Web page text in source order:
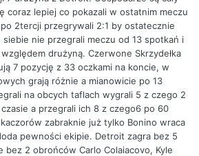
coraz lepiej co pokazali w ostatnim meczu
2tercji przegrywali 2:1 by ostatecznie
nie przegrali meczu od 13 spotkań i
drużyną. Czerwone Skrzydełka
7 pozycję z 33 oczkami na koncie, w
grają różnie a mianowicie po 13
na obcych taflach wygrali 5 z czego 2
a przegrali ich 8 z czego6 po 60
zabraknie już tylko Bonino wraca
pewności ekipie. Detroit zagra bez 5
bez 2 obrońców Carlo Colaiacovo, Kyle